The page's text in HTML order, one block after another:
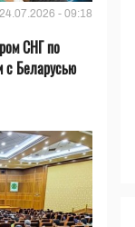
24.07.2026 - 09:18
СНГ по
с Беларусью